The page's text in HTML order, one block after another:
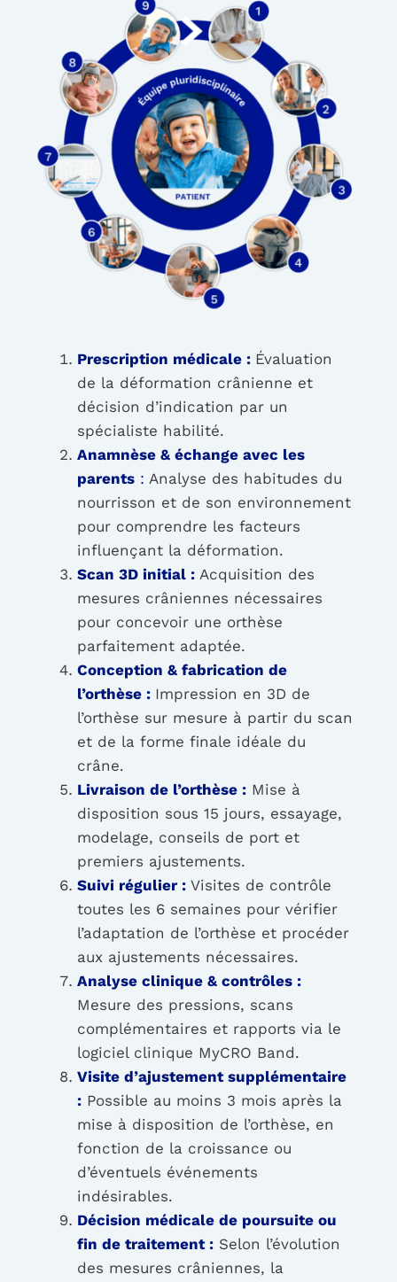
Prescription médicale : Évaluation
de la déformation crânienne et
décision d’indication par un
spécialiste habilité.
Anamnèse & échange avec les
parents : Analyse des habitudes du
nourrisson et de son environnement
pour comprendre les facteurs
influençant la déformation.
Scan 3D initial :Acquisition des
mesures crâniennes nécessaires
pour concevoir une orthèse
parfaitement adaptée.
Conception & fabrication de
l’orthèse : Impression en 3D de
l’orthèse sur mesure à partir du scan
et de la forme finale idéale du
crâne.
Livraison de l’orthèse : Mise à
disposition sous 15 jours, essayage,
modelage, conseils de port et
premiers ajustements.
Suivi régulier :Visites de contrôle
toutes les 6 semaines pour vérifier
l’adaptation de l’orthèse et procéder
aux ajustements nécessaires.
Analyse clinique & contrôles :
Mesure des pressions, scans
complémentaires et rapports via le
logiciel clinique MyCRO Band.
Visite d’ajustement supplémentaire
: Possible au moins 3 mois après la
mise à disposition de l’orthèse, en
fonction de la croissance ou
d’éventuels événements
indésirables.
Décision médicale de poursuite ou
fin de traitement : Selon l’évolution
des mesures crâniennes, la